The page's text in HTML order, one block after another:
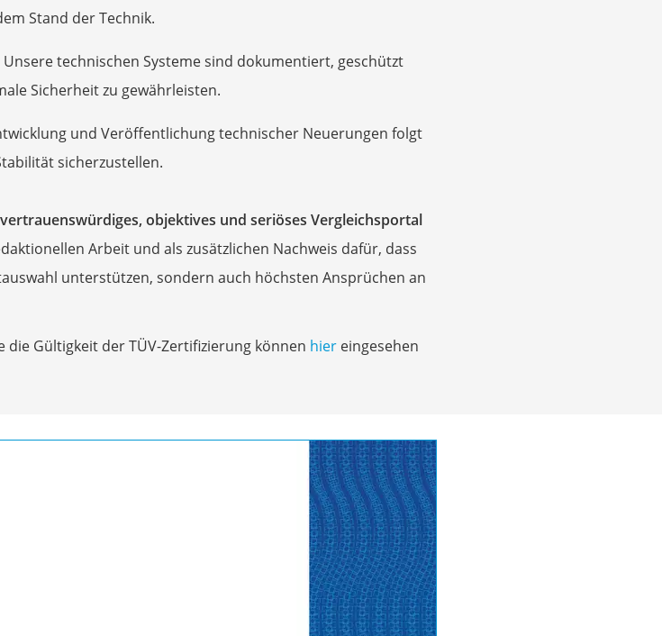
Stand der Technik.
Unsere technischen Systeme sind dokumentiert, geschützt
Sicherheit zu gewährleisten.
und Veröffentlichung technischer Neuerungen folgt
sicherzustellen.
vertrauenswürdiges, objektives und seriöses Vergleichsportal
Arbeit und als zusätzlichen Nachweis dafür, dass
unterstützen, sondern auch höchsten Ansprüchen an
die Gültigkeit der TÜV-Zertifizierung können hiereingesehen